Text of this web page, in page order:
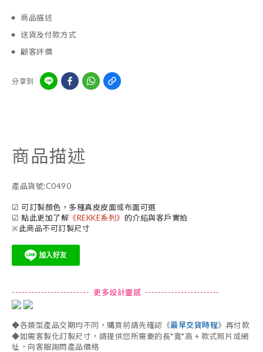
商品描述
送貨及付款方式
顧客評價
分享到
商品描述
產品貨號:C0490
☑ 可訂製顏色，多種真皮皮面或布面可選
☑ 點此更加了解 《REKKE系列》 的介紹與客戶實拍
※此商品不可訂製尺寸
------------------------ 更多設計靈感 -----------------------
◆各類型產品交期均不同，購買前請先確認《最早交貨時程》再付款
◆如需客製化訂製尺寸，請提供您所需要的長*寬*高 + 款式照片或網
址，向客服詢問產品價格